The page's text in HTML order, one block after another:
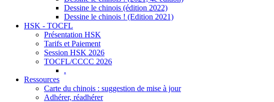
Dessine le chinois (édition 2022)
Dessine le chinois ! (Edition 2021)
HSK - TOCFL
Présentation HSK
Tarifs et Paiement
Session HSK 2026
TOCFL/CCCC 2026
.
Ressources
Carte du chinois : suggestion de mise à jour
Adhérer, réadhérer